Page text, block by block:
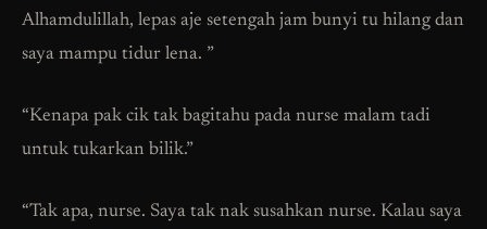
Alhamdulillah, lepas aje setengah jam bunyi tu hilang dan
saya mampu tidur lena. ”
“Kenapa pak cik tak bagitahu pada nurse malam tadi
untuk tukarkan bilik.”
“Tak apa, nurse. Saya tak nak susahkan nurse. Kalau saya